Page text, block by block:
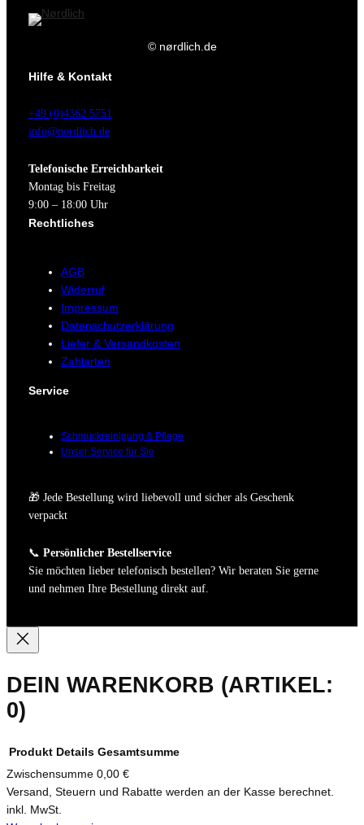
© nørdlich.de
Hilfe & Kontakt
+49 (0)4362 5751
info@nordlich.de
Telefonische Erreichbarkeit
Montag bis Freitag
9:00 – 18:00 Uhr
Rechtliches
AGB
Widerruf
Impressum
Datenschutzerklärung
Liefer & Versandkosten
Zahlarten
Service
Schmuckreinigung & Pflege
Unser Service für Sie
🎁 Jede Bestellung wird liebevoll und sicher als Geschenk
verpackt
📞 Persönlicher Bestellservice
Sie möchten lieber telefonisch bestellen? Wir beraten Sie gerne
und nehmen Ihre Bestellung direkt auf.
DEIN WARENKORB (ARTIKEL:
0)
PRODUKTE
IM
Produkt Details Gesamtsumme
Zwischensumme 0,00 €
Versand, Steuern und Rabatte werden an der Kasse berechnet.
inkl. MwSt.